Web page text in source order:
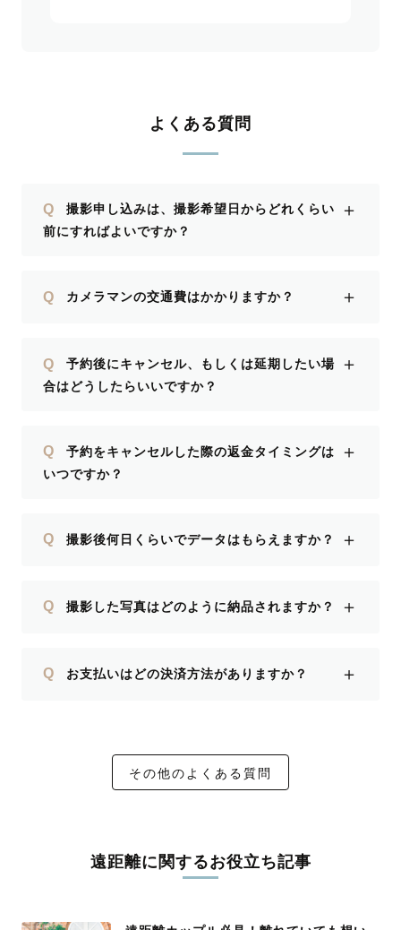
よくある質問
Q
撮影申し込みは、撮影希望日からどれくらい
前にすればよいですか？
＋
Q カメラマンの交通費はかかりますか？ ＋
Q
予約後にキャンセル、もしくは延期したい場
合はどうしたらいいですか？
＋
Q
予約をキャンセルした際の返金タイミングは
いつですか？
＋
Q 撮影後何日くらいでデータはもらえますか？ ＋
Q 撮影した写真はどのように納品されますか？ ＋
Q お支払いはどの決済方法がありますか？ ＋
その他のよくある質問
遠距離に関するお役立ち記事